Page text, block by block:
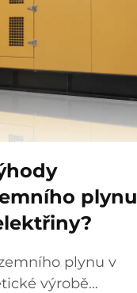
plynu
plynu v
výrobě